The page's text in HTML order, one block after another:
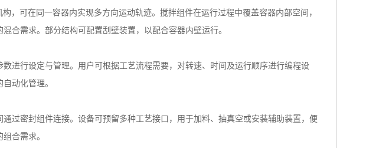
，可在同一容器内实现多方向运动轨迹。搅拌组件在运行过程中覆盖容器内部空间，
合需求。部分结构可配置刮壁装置，以配合容器内壁运行。
进行设定与管理。用户可根据工艺流程需要，对转速、时间及运行顺序进行编程设
动化管理。
过密封组件连接。设备可预留多种工艺接口，用于加料、抽真空或安装辅助装置，便
合需求。